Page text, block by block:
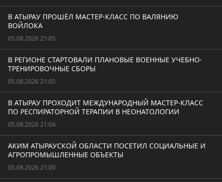
В АТЫРАУ ПРОШЁЛ МАСТЕР-КЛАСС ПО ВАЛЯНИЮ
ВОЙЛОКА
05.08.2026 21:05
В РЕГИОНЕ СТАРТОВАЛИ ПЛАНОВЫЕ ВОЕННЫЕ УЧЕБНО-
ТРЕНИРОВОЧНЫЕ СБОРЫ
05.08.2026 21:05
В АТЫРАУ ПРОХОДИТ МЕЖДУНАРОДНЫЙ МАСТЕР-КЛАСС
ПО РЕСПИРАТОРНОЙ ТЕРАПИИ В НЕОНАТОЛОГИИ
05.08.2026 21:04
АКИМ АТЫРАУСКОЙ ОБЛАСТИ ПОСЕТИЛ СОЦИАЛЬНЫЕ И
АГРОПРОМЫШЛЕННЫЕ ОБЪЕКТЫ
05.08.2026 21:00